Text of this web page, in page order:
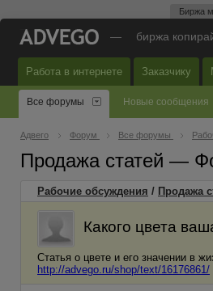
Биржа
— биржа
Работа в интернете Заказчику
Все форумы Новые сообщения
Адвего Форум Все форумы
Продажа статей —
Рабочие обсуждения / Продажа
Какого цвета
Статья о цвете и его значении в
http://advego.ru/shop/text/16176861/